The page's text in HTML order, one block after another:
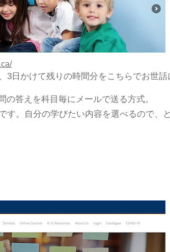
3日かけて残りの時間分をこちらでお世話
の答えを科目毎にメールで送る方式。
す。自分の学びたい内容を選べるので、